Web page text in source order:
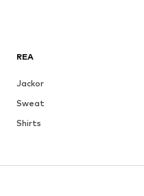
REA
Jackor
Sweat
Shirts
Rockar